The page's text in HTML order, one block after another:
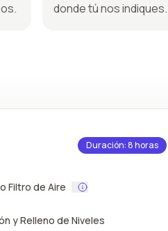
donde tú nos indiques.
Duración: 8 horas
Filtro de Aire
y Relleno de Niveles